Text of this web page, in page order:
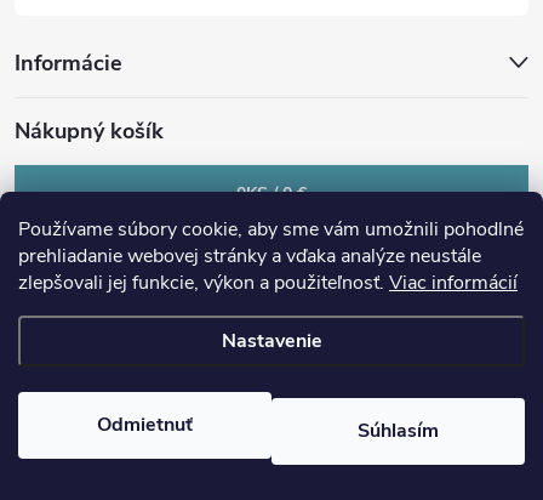
Používame súbory cookie, aby sme vám umožnili pohodlné
prehliadanie webovej stránky a vďaka analýze neustále
zlepšovali jej funkcie, výkon a použiteľnosť. Viac informácií
Nastavenie
Odmietnuť Súhlasím
Informácie
Nákupný košík
0KS /0 €
cookies